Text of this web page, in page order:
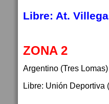
Libre: At.
ZONA 2
Argentino (Tres
Libre: Unión Deportiva